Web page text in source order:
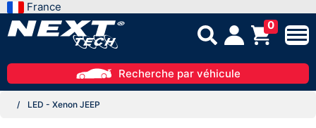
France
0
Recherche par véhicule
LED - Xenon JEEP